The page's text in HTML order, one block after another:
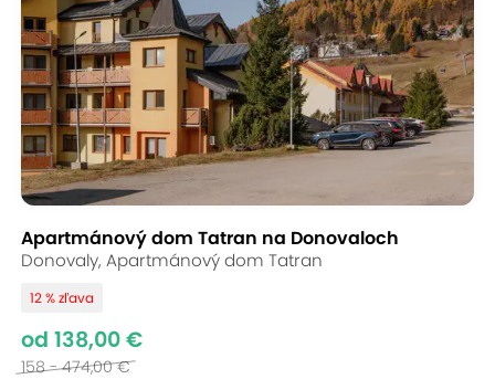
Apartmánový dom Tatran na Donovaloch
Donovaly, Apartmánový dom Tatran
12 % zľava
od 138,00 €
158 - 474,00 €